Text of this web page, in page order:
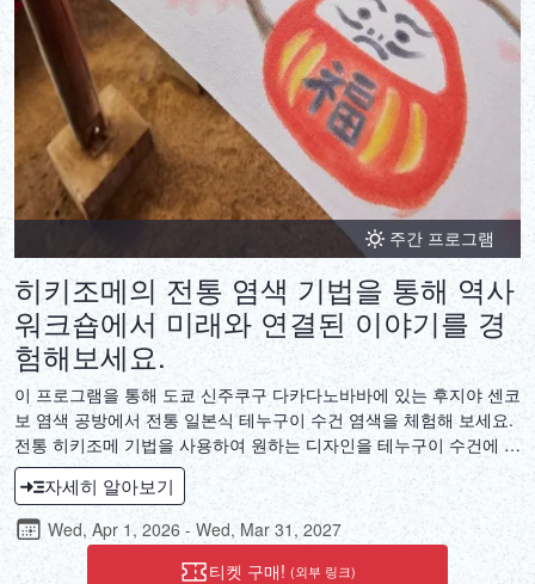
주간 프로그램
히키조메의 전통 염색 기법을 통해 역사
워크숍에서 미래와 연결된 이야기를 경
험해보세요.
이 프로그램을 통해 도쿄 신주쿠구 다카다노바바에 있는 후지야 센코
보 염색 공방에서 전통 일본식 테누구이 수건 염색을 체험해 보세요.
전통 히키조메 기법을 사용하여 원하는 디자인을 테누구이 수건에 그
려볼 수 있습니다. 히키조메는 직물을 손으로 직접 염색하는 기법입
니다. 매력적인 작품을 능숙하게 염색하려면 적절한 도구와 적절한
환경이 필수적입니다. 근대 이전 일본의 정신이 여전히 살아 숨 쉬는
흙바닥 공방에서 천을 염색하는 경험은 마치 과거로의 따뜻한 초대를
받는 듯한 느낌을 선사합니다.
자세히 알아보기
Wed, Apr 1, 2026 - Wed, Mar 31, 2027
티켓 구매! (외부 링크)